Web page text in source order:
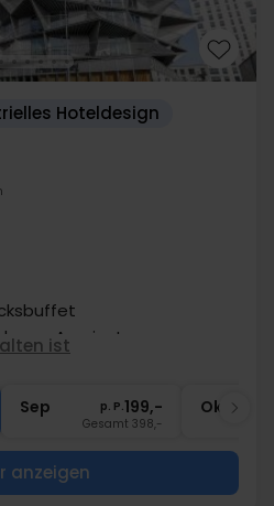
Hoteldesign
am Anreisetag
ist
Sep p. P.199,-
Gesamt 398,-
Okt
anzeigen